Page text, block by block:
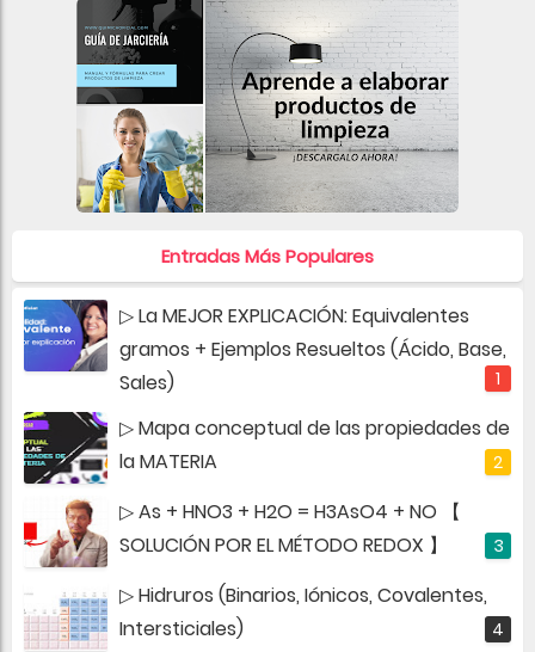
Entradas Más Populares
▷ La MEJOR EXPLICACIÓN: Equivalentes
gramos + Ejemplos Resueltos (Ácido, Base,
Sales)
▷ Mapa conceptual de las propiedades de
la MATERIA
▷ As + HNO3 + H2O = H3AsO4 + NO 【
SOLUCIÓN POR EL MÉTODO REDOX 】
▷ Hidruros (Binarios, Iónicos, Covalentes,
Intersticiales)